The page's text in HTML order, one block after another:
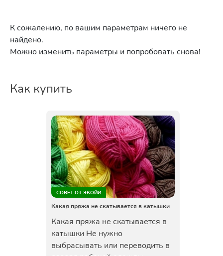
К сожалению, по вашим параметрам ничего не
найдено.
Можно изменить параметры и попробовать снова!
Как купить
СОВЕТ ОТ ЭКОЙИ
Какая пряжа не скатывается в катышки
Какая пряжа не скатывается в
катышки Не нужно
выбрасывать или переводить в